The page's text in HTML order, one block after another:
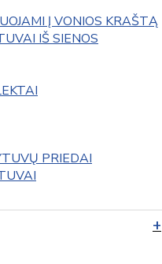
Į VONIOS KRAŠTĄ
IŠ SIENOS
PRIEDAI